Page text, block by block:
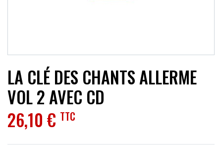
LA CLÉ DES CHANTS ALLERME
VOL 2 AVEC CD
26,10 € TTC
ACCESSOIRES
PROMOTIONS